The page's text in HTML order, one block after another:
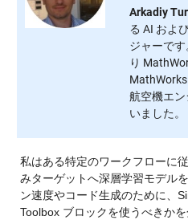
Arkadiy
る AI およ
ジャーで
り
航空機エ
いました。
私はある特定のワークフローに
みターゲットへ深層学習モデル
ン速度やコード生成のために、
Toolbox ブロックを使うべきか